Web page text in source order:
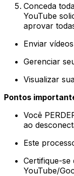
Conceda
YouTube
aprovar
Enviar
Gerenciar
Visualizar
Pontos
Você
ao
Este
Certifique-se
YouTube/